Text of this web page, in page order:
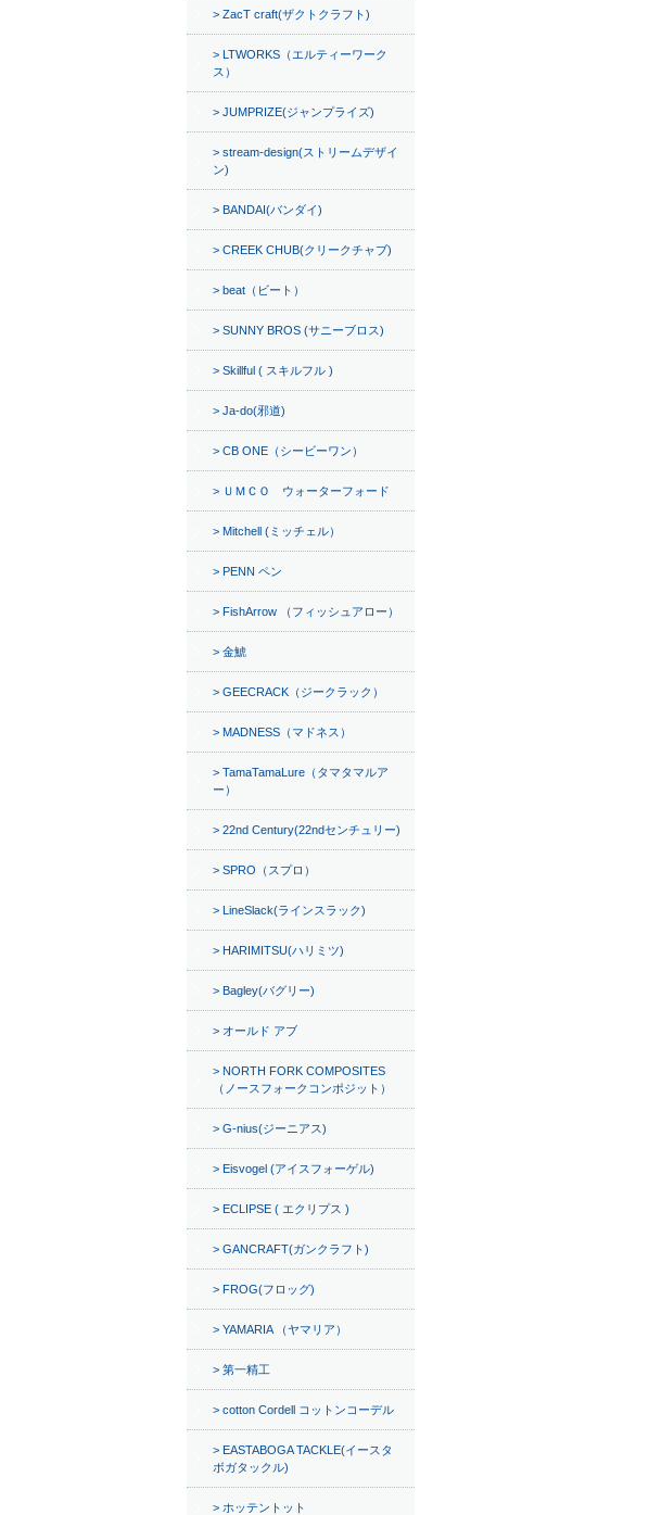
ZacT craft(ザクトクラフト)
LTWORKS（エルティーワーク
ス）
JUMPRIZE(ジャンプライズ)
stream-design(ストリームデザイ
ン)
BANDAI(バンダイ)
CREEK CHUB(クリークチャブ)
beat（ビート）
SUNNY BROS (サニーブロス)
Skillful ( スキルフル )
Ja-do(邪道)
CB ONE（シービーワン）
ＵＭＣＯ ウォーターフォード
Mitchell (ミッチェル）
PENN ペン
FishArrow （フィッシュアロー）
金鯱
GEECRACK（ジークラック）
MADNESS（マドネス）
TamaTamaLure（タマタマルア
ー）
22nd Century(22ndセンチュリー)
SPRO（スプロ）
LineSlack(ラインスラック)
HARIMITSU(ハリミツ)
Bagley(バグリー)
オールド アブ
NORTH FORK COMPOSITES
（ノースフォークコンポジット）
G-nius(ジーニアス)
Eisvogel (アイスフォーゲル)
ECLIPSE ( エクリプス )
GANCRAFT(ガンクラフト)
FROG(フロッグ)
YAMARIA （ヤマリア）
第一精工
cotton Cordell コットンコーデル
EASTABOGA TACKLE(イースタ
ボガタックル)
ホッテントット